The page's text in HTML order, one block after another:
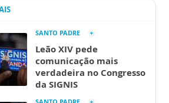
SANTO PADRE
Leão XIV pede
comunicação mais
verdadeira no Congresso
da SIGNIS